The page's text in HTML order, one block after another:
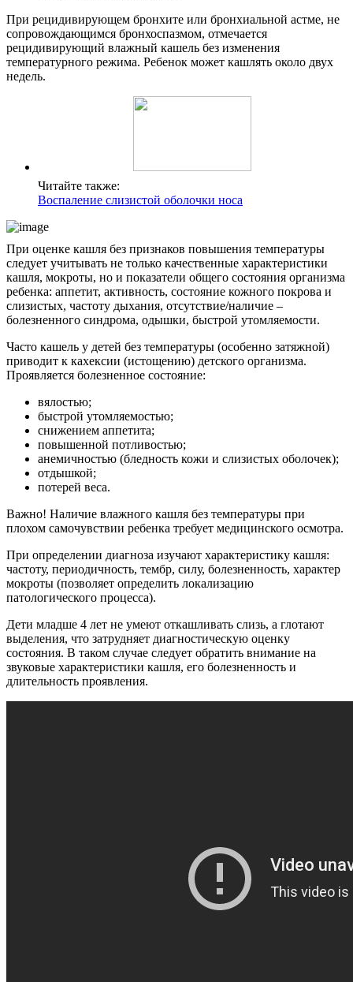
При рецидивирующем бронхите или бронхиальной астме, не
сопровождающимся бронхоспазмом, отмечается
рецидивирующий влажный кашель без изменения
температурного режима. Ребенок может кашлять около двух
недель.
Читайте также:
Воспаление слизистой оболочки носа
При оценке кашля без признаков повышения температуры
следует учитывать не только качественные характеристики
кашля, мокроты, но и показатели общего состояния организма
ребенка: аппетит, активность, состояние кожного покрова и
слизистых, частоту дыхания, отсутствие/наличие –
болезненного синдрома, одышки, быстрой утомляемости.
Часто кашель у детей без температуры (особенно затяжной)
приводит к кахексии (истощению) детского организма.
Проявляется болезненное состояние:
вялостью;
быстрой утомляемостью;
снижением аппетита;
повышенной потливостью;
анемичностью (бледность кожи и слизистых оболочек);
отдышкой;
потерей веса.
Важно! Наличие влажного кашля без температуры при
плохом самочувствии ребенка требует медицинского осмотра.
При определении диагноза изучают характеристику кашля:
частоту, периодичность, тембр, силу, болезненность, характер
мокроты (позволяет определить локализацию
патологического процесса).
Дети младше 4 лет не умеют откашливать слизь, а глотают
выделения, что затрудняет диагностическую оценку
состояния. В таком случае следует обратить внимание на
звуковые характеристики кашля, его болезненность и
длительность проявления.